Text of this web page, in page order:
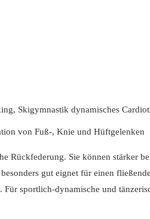
Skigymnastik dynamisches
von Fuß-, Knie und Hüftgelenken
Rückfederung. Sie können stärker
gut eignet für einen
sportlich-dynamische und